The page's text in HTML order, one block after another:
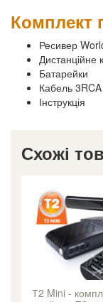
Комплект
Ресивер
Дистанційне
Батарейки
Кабель 3RCA
Інструкція
Схожі
Т2 Mini -